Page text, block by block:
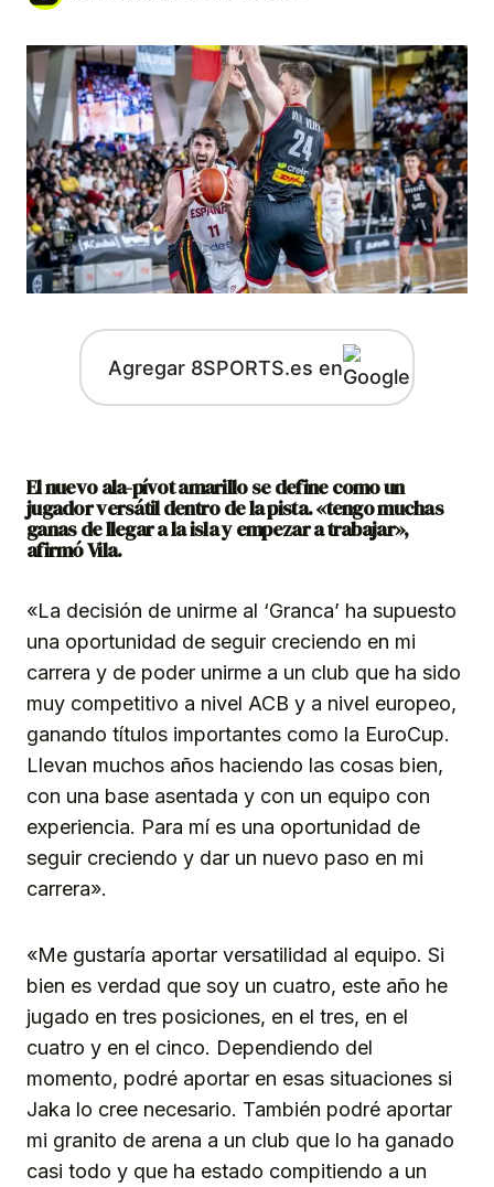
Agregar 8SPORTS.es en
El nuevo ala-pívot amarillo se define como un
jugador versátil dentro de la pista. «tengo muchas
ganas de llegar a la isla y empezar a trabajar»,
afirmó Vila.
«La decisión de unirme al ‘Granca’ ha supuesto
una oportunidad de seguir creciendo en mi
carrera y de poder unirme a un club que ha sido
muy competitivo a nivel ACB y a nivel europeo,
ganando títulos importantes como la EuroCup.
Llevan muchos años haciendo las cosas bien,
con una base asentada y con un equipo con
experiencia. Para mí es una oportunidad de
seguir creciendo y dar un nuevo paso en mi
carrera».
«Me gustaría aportar versatilidad al equipo. Si
bien es verdad que soy un cuatro, este año he
jugado en tres posiciones, en el tres, en el
cuatro y en el cinco. Dependiendo del
momento, podré aportar en esas situaciones si
Jaka lo cree necesario. También podré aportar
mi granito de arena a un club que lo ha ganado
casi todo y que ha estado compitiendo a un